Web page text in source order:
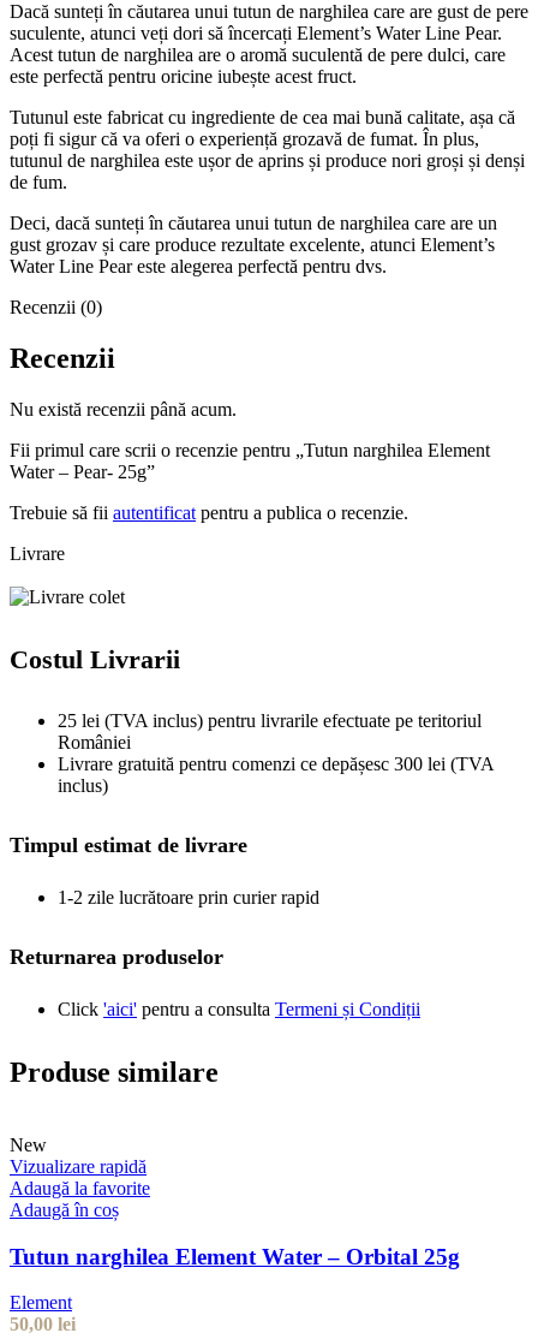
Dacă sunteți în căutarea unui tutun de narghilea care are gust de pere
suculente, atunci veți dori să încercați Element’s Water Line Pear.
Acest tutun de narghilea are o aromă suculentă de pere dulci, care
este perfectă pentru oricine iubește acest fruct.
Tutunul este fabricat cu ingrediente de cea mai bună calitate, așa că
poți fi sigur că va oferi o experiență grozavă de fumat. În plus,
tutunul de narghilea este ușor de aprins și produce nori groși și denși
de fum.
Deci, dacă sunteți în căutarea unui tutun de narghilea care are un
gust grozav și care produce rezultate excelente, atunci Element’s
Water Line Pear este alegerea perfectă pentru dvs.
Recenzii (0)
Recenzii
Nu există recenzii până acum.
Fii primul care scrii o recenzie pentru „Tutun narghilea Element
Water – Pear- 25g”
Trebuie să fii autentificat pentru a publica o recenzie.
Livrare
Costul Livrarii
25 lei (TVA inclus) pentru livrarile efectuate pe teritoriul
României
Livrare gratuită pentru comenzi ce depășesc 300 lei (TVA
inclus)
Timpul estimat de livrare
1-2 zile lucrătoare prin curier rapid
Returnarea produselor
Click 'aici' pentru a consulta Termeni și Condiții
Produse similare
New
Vizualizare rapidă
Adaugă la favorite
Adaugă în coș
Tutun narghilea Element Water – Orbital 25g
Element
50,00 lei